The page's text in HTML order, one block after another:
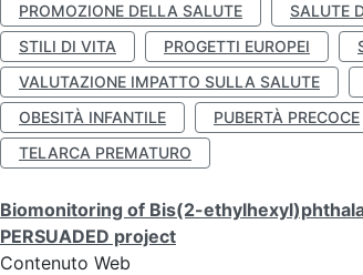
PROMOZIONE DELLA SALUTE
SALUTE
STILI DI VITA
PROGETTI EUROPEI
VALUTAZIONE IMPATTO SULLA SALUTE
OBESITÀ INFANTILE
PUBERTÀ PRECOCE
TELARCA PREMATURO
Biomonitoring of Bis(2-
PERSUADED project
Contenuto Web